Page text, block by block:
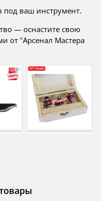
под ваш инструмент.
— оснастите свою
от "Арсенал Мастера